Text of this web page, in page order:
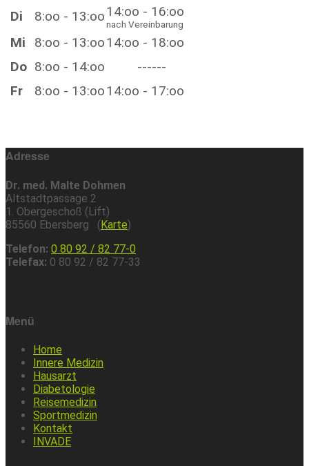
Di
8:oo - 13:oo14:oo - 16:oo
nach Vereinbarung
Mi 8:oo - 13:oo14:oo - 18:oo
Do 8:oo - 14:oo
------
Fr
8:oo - 13:oo14:oo - 17:oo
Adresse
Dr. med. Malte Dohmen
Altstadtpassage 2
1. Obergeschoß (Lift)
85560 Ebersberg (Karte)
Telefon: 0 80 92 / 82 77-0
Telefax: 0 80 92 / 82 77-33
Menü
Home
Innere Medizin
Hausarzt
Diabetologie
Reisemedizin
Sportmedizin
Kontakt
INVADE